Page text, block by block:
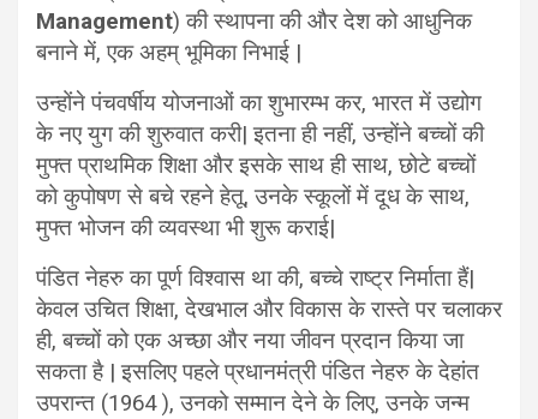
Management) की स्थापना की और देश को आधुनिक
बनाने में, एक अहम् भूमिका निभाई |
उन्होंने पंचवर्षीय योजनाओं का शुभारम्भ कर, भारत में उद्योग
के नए युग की शुरुवात करी| इतना ही नहीं, उन्होंने बच्चों की
मुफ्त प्राथमिक शिक्षा और इसके साथ ही साथ, छोटे बच्चों
को कुपोषण से बचे रहने हेतू, उनके स्कूलों में दूध के साथ,
मुफ्त भोजन की व्यवस्था भी शुरू कराई|
पंडित नेहरु का पूर्ण विश्वास था की, बच्चे राष्ट्र निर्माता हैं|
केवल उचित शिक्षा, देखभाल और विकास के रास्ते पर चलाकर
ही, बच्चों को एक अच्छा और नया जीवन प्रदान किया जा
सकता है | इसलिए पहले प्रधानमंत्री पंडित नेहरु के देहांत
उपरान्त (1964 ), उनको सम्मान देने के लिए, उनके जन्म